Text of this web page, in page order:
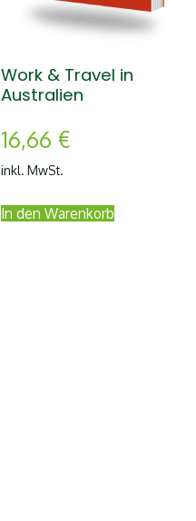
Work & Travel in
Australien
16,66 €
inkl. MwSt.
In den Warenkorb